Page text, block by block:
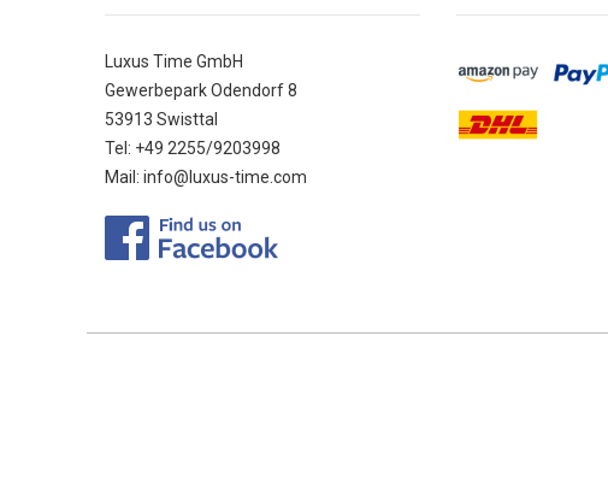
Luxus Time GmbH
Gewerbepark Odendorf 8
53913 Swisttal
Tel: +49 2255/9203998
Mail: info@luxus-time.com